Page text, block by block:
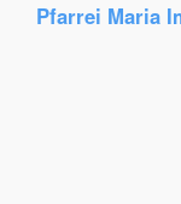
Pfarrei Maria